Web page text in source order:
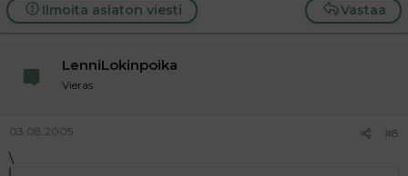
Vastaa
Ilmoita asiaton viesti
LenniLokinpoika
Vieras
03.08.2005 #8
\